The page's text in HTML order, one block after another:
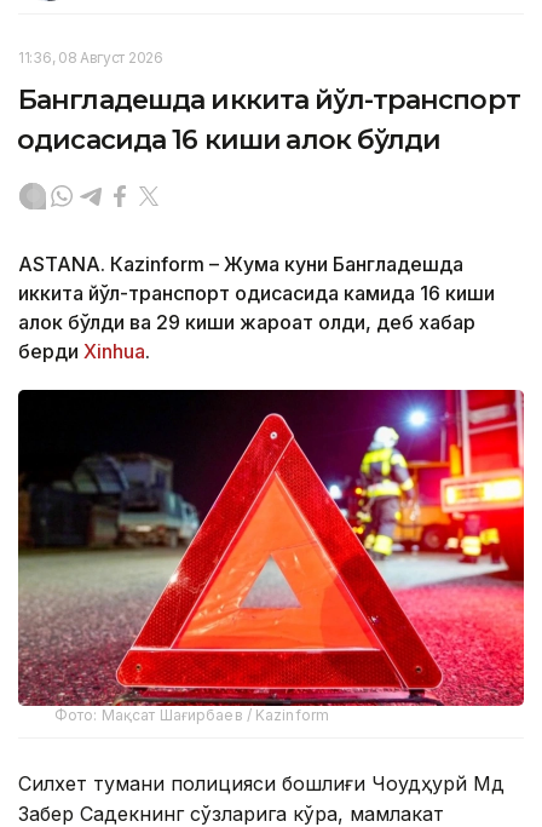
11:36, 08 Август 2026
Бангладешда иккита йўл-транспорт
ҳодисасида 16 киши ҳалок бўлди
ASTANА. Кazinform – Жума куни Бангладешда
иккита йўл-транспорт ҳодисасида камида 16 киши
ҳалок бўлди ва 29 киши жароҳат олди, деб хабар
берди Xinhua.
Фото: Мақсат Шағирбаев / Kazinform
Силхет тумани полицияси бошлиғи Чоудҳурй Мд
Забер Садекнинг сўзларига кўра, мамлакат